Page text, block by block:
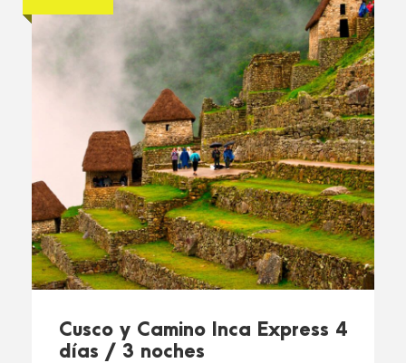
Cusco y Camino Inca Express 4
días / 3 noches